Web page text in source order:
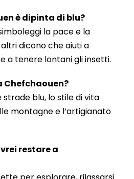
è dipinta di blu?
la pace e la
dicono che aiuti a
a tenere lontani gli insetti.
Chefchaouen?
strade blu, lo stile di vita
montagne e l’artigianato
restare a